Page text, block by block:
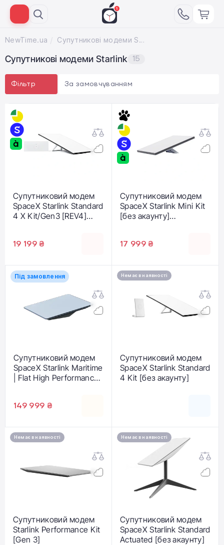
NewTime.ua Cупутникові модеми Starlink
Cупутникові модеми Starlink 15
Фільтр За замовчуванням
Супутниковий модем
SpaceX Starlink Standard
4 X Kit/Gen3 [REV4]
19 199 ₴
Супутниковий модем
SpaceX Starlink Mini Kit
[без акаунту]
17 999 ₴
Під замовлення
Супутниковий модем
SpaceX Starlink Maritime
| Flat High Performance
149 999 ₴
Немає в наявності
Супутниковий модем
SpaceX Starlink Standard
4 Kit [без акаунту]
Немає в наявності
Супутниковий модем
Starlink Performance Kit
[Gen 3]
Немає в наявності
Супутниковий модем
SpaceX Starlink Standard
Actuated [без акаунту]